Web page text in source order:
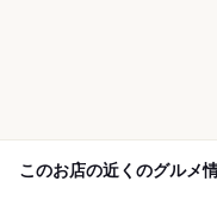
このお店の近くのグルメ